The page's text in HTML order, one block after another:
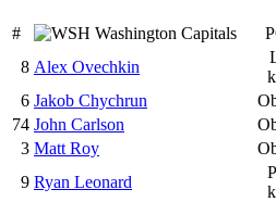
# Washington Capitals
8 Alex Ovechkin
6 Jakob Chychrun
74 John Carlson
3 Matt Roy
9 Ryan Leonard